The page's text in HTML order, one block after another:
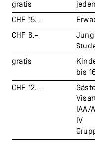
gratis
CHF 15.–
CHF 6.–
gratis
bis
CHF 12.–
IAA/
IV